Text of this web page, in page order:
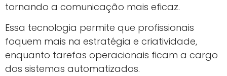
tornando a comunicação mais eficaz.
Essa tecnologia permite que profissionais
foquem mais na estratégia e criatividade,
enquanto tarefas operacionais ficam a cargo
dos sistemas automatizados.